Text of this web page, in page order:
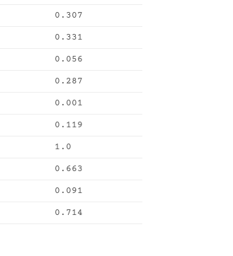
0.307
0.331
0.056
0.287
0.001
0.119
1.0
0.663
0.091
0.714